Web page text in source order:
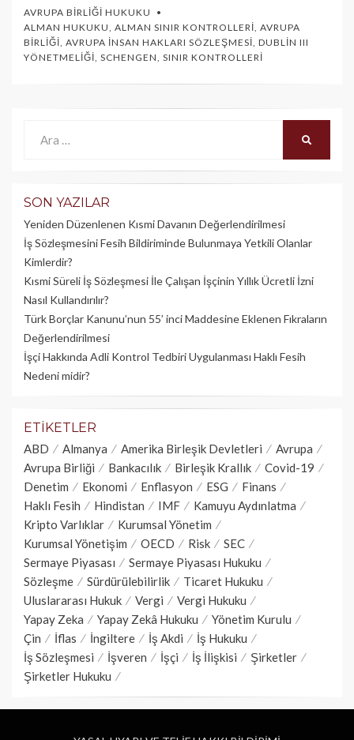
AVRUPA BIRLIĞI HUKUKU
ALMAN HUKUKU, ALMAN SINIR KONTROLLERI, AVRUPA
BIRLIĞI, AVRUPA İNSAN HAKLARI SÖZLEŞMESI, DUBLIN III
YÖNETMELIĞI, SCHENGEN, SINIR KONTROLLERI
SON YAZILAR
Yeniden Düzenlenen Kısmi Davanın Değerlendirilmesi
İş Sözleşmesini Fesih Bildiriminde Bulunmaya Yetkili Olanlar
Kimlerdir?
Kısmi Süreli İş Sözleşmesi İle Çalışan İşçinin Yıllık Üc­retli İzni
Nasıl Kullandırılır?
Türk Borçlar Kanunu’nun 55’ inci Maddesine Eklenen Fıkraların
Değerlendirilmesi
İşçi Hakkında Adli Kontrol Tedbiri Uygulanması Haklı Fesih
Nedeni midir?
ETIKETLER
ABD Almanya Amerika Birleşik Devletleri
Avrupa
Avrupa Birliği
Bankacılık Birleşik Krallık
Covid-19
Denetim
Ekonomi Enflasyon ESG
Finans
Haklı Fesih
Hindistan IMF
Kamuyu Aydınlatma
Kripto Varlıklar
Kurumsal Yönetim
Kurumsal Yönetişim
OECD Risk
SEC
Sermaye Piyasası
Sermaye Piyasası Hukuku
Sözleşme
Sürdürülebilirlik
Ticaret Hukuku
Uluslararası Hukuk
Vergi
Vergi Hukuku
Yapay Zeka
Yapay Zekâ Hukuku
Yönetim Kurulu
Çin
İflas İngiltere İş Akdi
İş Hukuku
İş Sözleşmesi
İşveren İşçi İş İlişkisi
Şirketler
Şirketler Hukuku